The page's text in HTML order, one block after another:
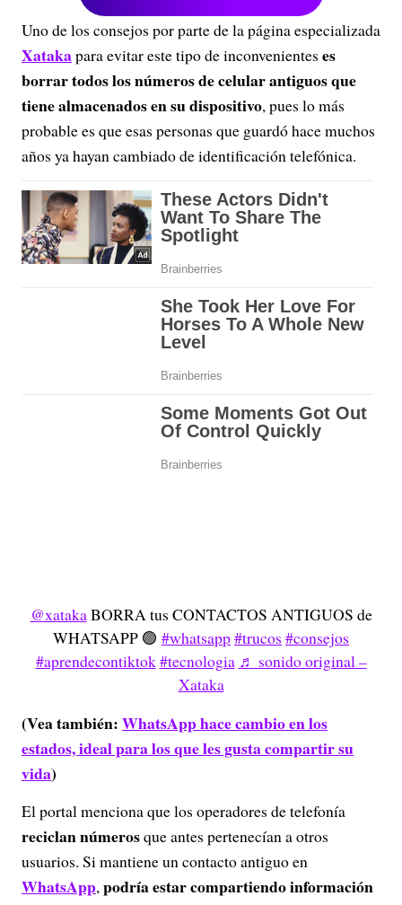
Uno de los consejos por parte de la página especializada
Xatakapara evitar este tipo de inconvenientes es
borrar todos los números de celular antiguos que
tiene almacenados en su dispositivo, pues lo más
probable es que esas personas que guardó hace muchos
años ya hayan cambiado de identificación telefónica.
@xatakaBORRA tus CONTACTOS ANTIGUOS de
WHATSAPP 🟢 #whatsapp#trucos #consejos
#aprendecontiktok#tecnologia ♬ sonido original –
Xataka
(Vea también:WhatsApp hace cambio en los
estados, ideal para los que les gusta compartir su
vida)
El portal menciona que los operadores de telefonía
reciclan númerosque antes pertenecían a otros
usuarios. Si mantiene un contacto antiguo en
WhatsApp,podría estar compartiendo información